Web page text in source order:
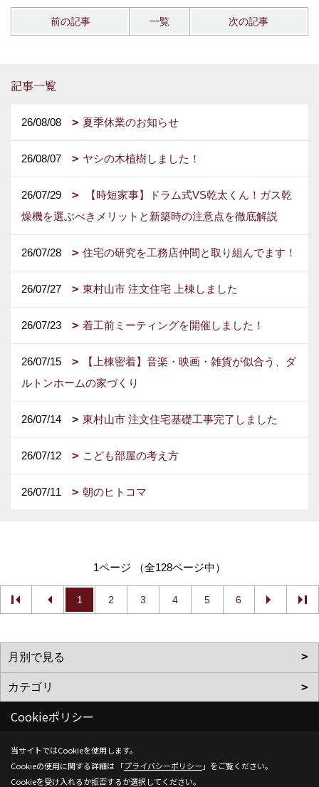
前の記事 一覧 次の記事
記事一覧
26/08/08 夏季休業のお知らせ
26/08/07 ヤシの木植樹しました！
26/07/29
【時短家事】ドラム式VS乾太くん！ガス乾
燥機を選ぶべきメリットと新築時の注意点を徹底解説
26/07/28 住宅の研究を工務店仲間と取り組んでます！
26/07/27 東村山市 注文住宅 上棟しました
26/07/23 着工前ミーティングを開催しました！
26/07/15
【上棟密着】音楽・映画・雑貨が似合う、ダ
ルトンホームの家づくり
26/07/14 東村山市 注文住宅基礎工事完了しました
26/07/12 こども部屋の考え方
26/07/11 朝のヒトコマ
1ページ （全128ページ中）
1 2 3 4 5 6
〒350-1316
Cookieポリシー
当サイトではCookieを使用します。
Cookieの使用に関する詳細は 「プライバシーポリシー 」をご覧ください。
Cookieを受け入れるか拒否するか選択してください。